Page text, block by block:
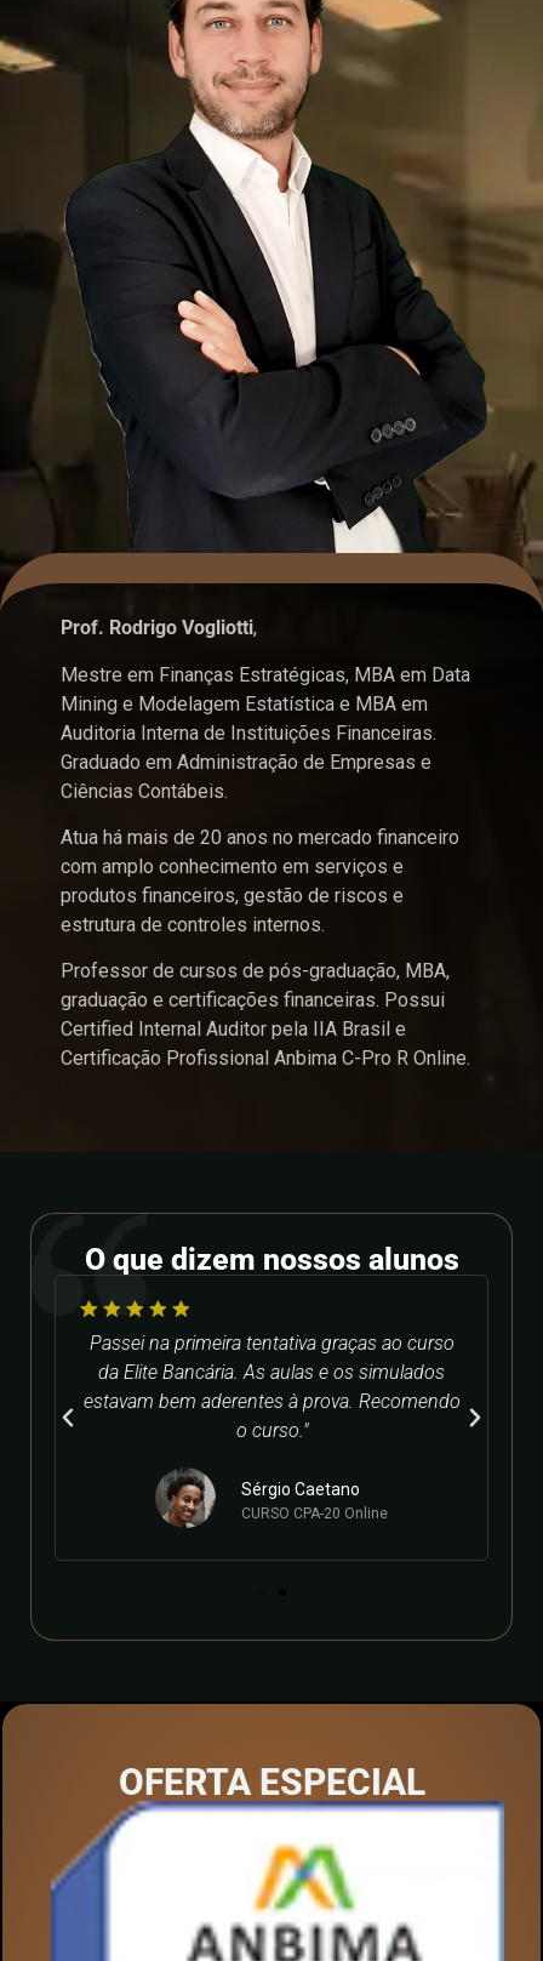
Prof. Rodrigo Vogliotti,
Mestre em Finanças Estratégicas, MBA em Data
Mining e Modelagem Estatística e MBA em
Auditoria Interna de Instituições Financeiras.
Graduado em Administração de Empresas e
Ciências Contábeis.
Atua há mais de 20 anos no mercado financeiro
com amplo conhecimento em serviços e
produtos financeiros, gestão de riscos e
estrutura de controles internos.
Professor de cursos de pós-graduação, MBA,
graduação e certificações financeiras. Possui
Certified Internal Auditor pela IIA Brasil e
Certificação Profissional Anbima C-Pro R Online.
O que dizem nossos alunos
Passei na primeira tentativa graças ao curso
da Elite Bancária. As aulas e os simulados
estavam bem aderentes à prova. Recomendo
o curso."
Sérgio Caetano
CURSO CPA-20 Online
OFERTA ESPECIAL